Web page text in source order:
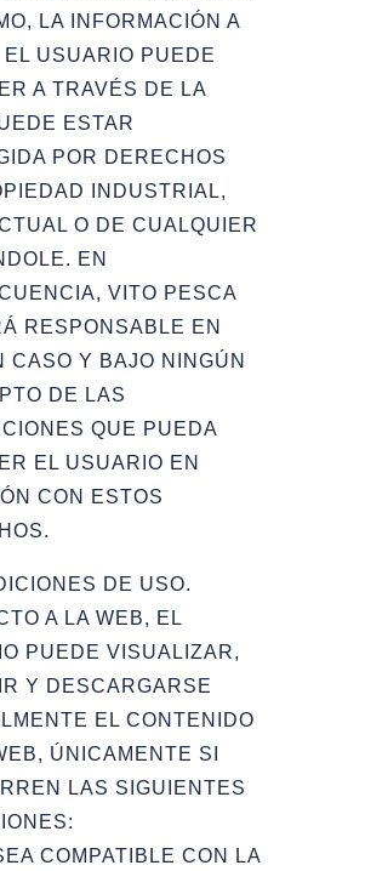
LA INFORMACIÓN A
EL USUARIO PUEDE
A TRAVÉS DE LA
ESTAR
POR DERECHOS
INDUSTRIAL,
O DE CUALQUIER
EN
VITO PESCA
RESPONSABLE EN
CASO Y BAJO NINGÚN
DE LAS
QUE PUEDA
EL USUARIO EN
CON ESTOS
DE USO.
A LA WEB, EL
PUEDE VISUALIZAR,
Y DESCARGARSE
EL CONTENIDO
ÚNICAMENTE SI
LAS SIGUIENTES
COMPATIBLE CON LA